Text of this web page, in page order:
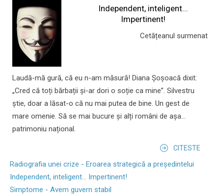
Independent, inteligent...
Impertinent!
Cetățeanul surmenat
Laudă-mă gură, că eu n-am măsură! Diana Șoșoacă dixit:
„Cred că toți bărbații și-ar dori o soție ca mine”. Silvestru
știe, doar a lăsat-o că nu mai putea de bine. Un gest de
mare omenie. Să se mai bucure și alți români de așa...
patrimoniu național.
CITESTE
Radiografia unei crize - Eroarea strategică a președintelui
Independent, inteligent... Impertinent!
Simptome - Avem guvern stabil